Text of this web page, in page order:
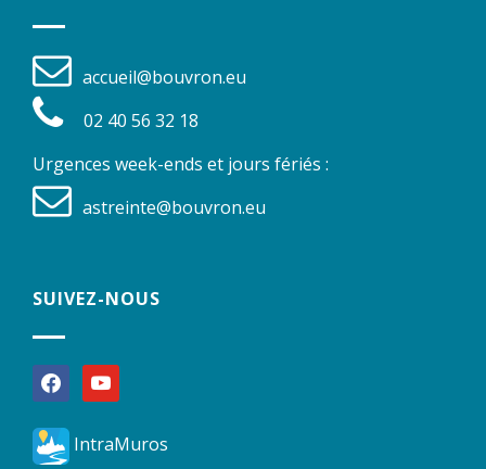
accueil@bouvron.eu
02 40 56 32 18
Urgences week-ends et jours fériés :
astreinte@bouvron.eu
SUIVEZ-NOUS
facebookyoutube
IntraMuros